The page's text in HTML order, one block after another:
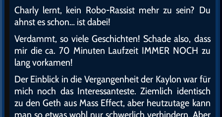
Charly lernt, kein Robo-Rassist mehr zu sein? Du
ahnst es schon… ist dabei!
Verdammt, so viele Geschichten! Schade also, dass
mir die ca. 70 Minuten Laufzeit IMMER NOCH zu
lang vorkamen!
Der Einblick in die Vergangenheit der Kaylon war für
mich noch das Interessanteste. Ziemlich identisch
zu den Geth aus Mass Effect, aber heutzutage kann
man so etwas wohl nur schwerlich verhindern. Aber